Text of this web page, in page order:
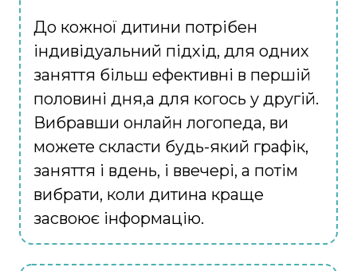
До кожної дитини потрібен
індивідуальний підхід, для одних
заняття більш ефективні в першій
половині дня,а для когось у другій.
Вибравши онлайн логопеда, ви
можете скласти будь-який графік,
заняття і вдень, і ввечері, а потім
вибрати, коли дитина краще
засвоює інформацію.